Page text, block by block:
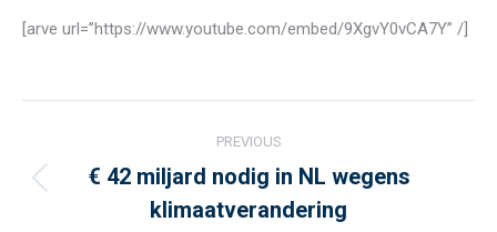
[arve url=”https://www.youtube.com/embed/9XgvY0vCA7Y” /]
navigation
PREVIOUS
Previous
post:
€ 42 miljard nodig in NL wegens
klimaatverandering